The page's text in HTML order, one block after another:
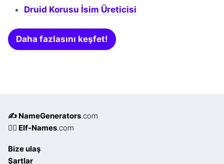
Druid Korusu İsim Üreticisi
Daha fazlasını keşfet!
✍️ NameGenerators.com
🧝‍♀️ Elf-Names.com
Bize ulaş
Şartlar